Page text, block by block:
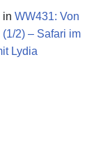
in WW431: Von
2) – Safari im
Lydia